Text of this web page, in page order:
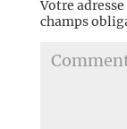
Votre
champs